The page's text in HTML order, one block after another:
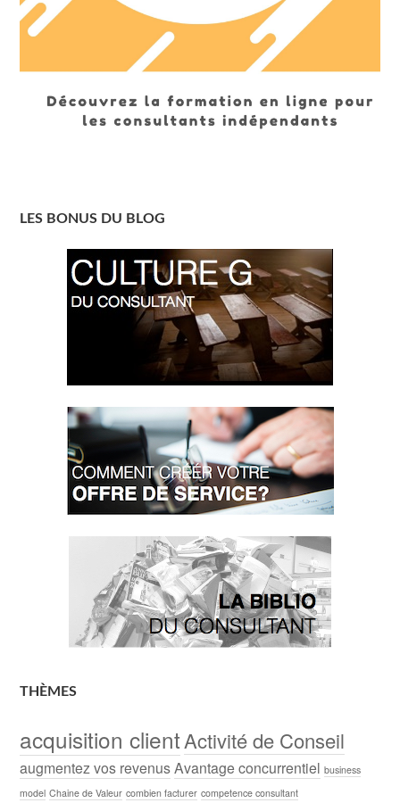
LES BONUS DU BLOG
THÈMES
acquisition clientActivité de Conseil
augmentez vos revenusAvantage concurrentiel business
model Chaine de Valeur combien facturer competence consultant